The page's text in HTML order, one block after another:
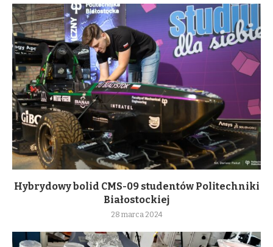
Hybrydowy bolid CMS-09 studentów Politechniki
Białostockiej
28 marca 2024